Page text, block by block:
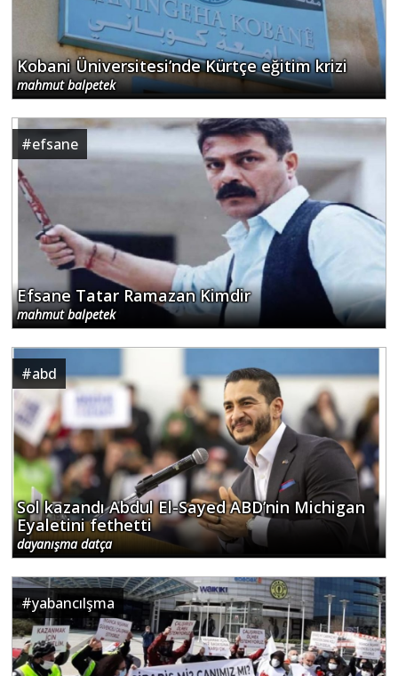
Kobani Üniversitesi’nde Kürtçe eğitim krizi
mahmut balpetek
#efsane
Efsane Tatar Ramazan Kimdir
mahmut balpetek
#abd
Sol kazandı Abdul El-Sayed ABD’nin Michigan
Eyaletini fethetti
dayanışma datça
#yabancılşma